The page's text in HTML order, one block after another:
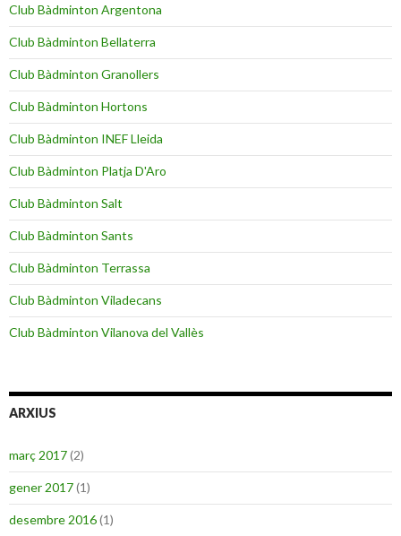
Club Bàdminton Argentona
Club Bàdminton Bellaterra
Club Bàdminton Granollers
Club Bàdminton Hortons
Club Bàdminton INEF Lleida
Club Bàdminton Platja D'Aro
Club Bàdminton Salt
Club Bàdminton Sants
Club Bàdminton Terrassa
Club Bàdminton Viladecans
Club Bàdminton Vilanova del Vallès
ARXIUS
març 2017(2)
gener 2017(1)
desembre 2016(1)